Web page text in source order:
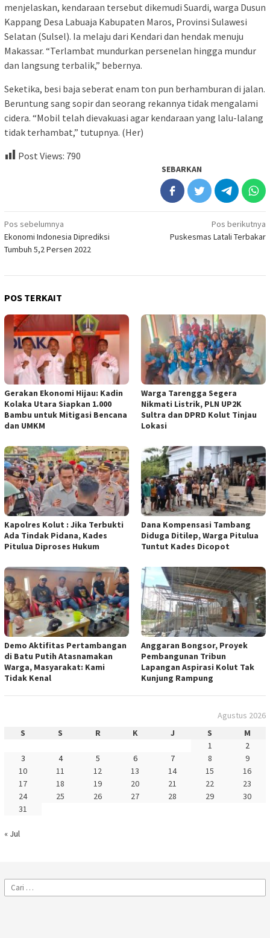
menjelaskan, kendaraan tersebut dikemudi Suardi, warga Dusun
Kappang Desa Labuaja Kabupaten Maros, Provinsi Sulawesi
Selatan (Sulsel). Ia melaju dari Kendari dan hendak menuju
Makassar. “Terlambat mundurkan persenelan hingga mundur
dan langsung terbalik,” bebernya.
Seketika, besi baja seberat enam ton pun berhamburan di jalan.
Beruntung sang sopir dan seorang rekannya tidak mengalami
cidera. “Mobil telah dievakuasi agar kendaraan yang lalu-lalang
tidak terhambat,” tutupnya. (Her)
Post Views: 790
SEBARKAN
Navigasi
pos
Pos sebelumnya
Ekonomi Indonesia Diprediksi
Tumbuh 5,2 Persen 2022
Pos berikutnya
Puskesmas Latali Terbakar
POS TERKAIT
Gerakan Ekonomi Hijau: Kadin
Kolaka Utara Siapkan 1.000
Bambu untuk Mitigasi Bencana
dan UMKM
Warga Tarengga Segera
Nikmati Listrik, PLN UP2K
Sultra dan DPRD Kolut Tinjau
Lokasi
Kapolres Kolut : Jika Terbukti
Ada Tindak Pidana, Kades
Pitulua Diproses Hukum
Dana Kompensasi Tambang
Diduga Ditilep, Warga Pitulua
Tuntut Kades Dicopot
Demo Aktifitas Pertambangan
di Batu Putih Atasnamakan
Warga, Masyarakat: Kami
Tidak Kenal
Anggaran Bongsor, Proyek
Pembangunan Tribun
Lapangan Aspirasi Kolut Tak
Kunjung Rampung
Agustus 2026
S
S R K J S
M
1
2
3
4 5 6 7 8
9
10
11 12 13 14 15
16
17
18 19 20 21 22
23
24
25 26 27 28 29
30
31
« Jul
Cari
untuk: